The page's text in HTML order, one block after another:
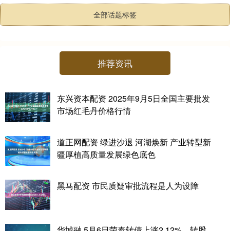
全部话题标签
推荐资讯
东兴资本配资 2025年9月5日全国主要批发
市场红毛丹价格行情
道正网配资 绿进沙退 河湖焕新 产业转型新
疆厚植高质量发展绿色底色
黑马配资 市民质疑审批流程是人为设障